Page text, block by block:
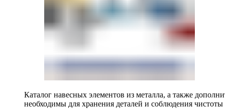
Каталог навесных элементов из металла, а также
необходимы для хранения деталей и соблюдения чистоты